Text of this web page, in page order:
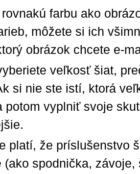
farbu ako
môžete si ich
obrázok chcete e-
veľkosť šiat,
si nie ste istí, ktorá
potom vyplniť svoje
platí, že príslušenstvo
(ako spodnička,